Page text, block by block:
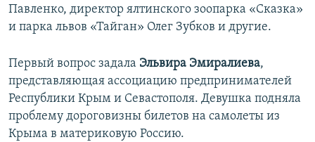
Павленко, директор ялтинского зоопарка «Сказка»
и парка львов «Тайган» Олег Зубков и другие.
Первый вопрос задала Эльвира Эмиралиева,
представляющая ассоциацию предпринимателей
Республики Крым и Севастополя. Девушка подняла
проблему дороговизны билетов на самолеты из
Крыма в материковую Россию.